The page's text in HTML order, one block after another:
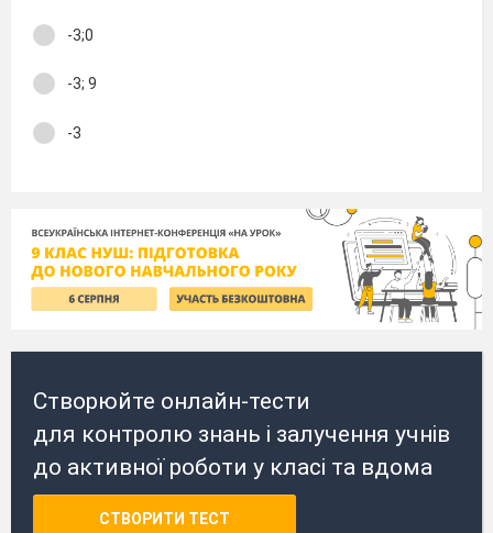
-3;0
-3; 9
-3
Створюйте онлайн-тести
для контролю знань і залучення учнів
до активної роботи у класі та вдома
СТВОРИТИ ТЕСТ